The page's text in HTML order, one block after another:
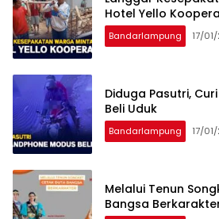
Hotel Yello
Bandarlampung 17/
Diduga Pasutri,
Beli Uduk
Bandarlampung 17/
Melalui Tenun
Bangsa